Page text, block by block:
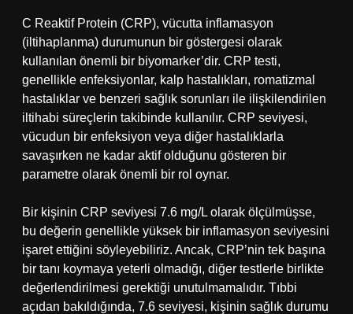
C Reaktif Protein (CRP), vücutta inflamasyon
(iltihaplanma) durumunun bir göstergesi olarak
kullanılan önemli bir biyomarker’dir. CRP testi,
genellikle enfeksiyonlar, kalp hastalıkları, romatizmal
hastalıklar ve benzeri sağlık sorunları ile ilişkilendirilen
iltihabi süreçlerin takibinde kullanılır. CRP seviyesi,
vücudun bir enfeksiyon veya diğer hastalıklarla
savaşırken ne kadar aktif olduğunu gösteren bir
parametre olarak önemli bir rol oynar.
Bir kişinin CRP seviyesi 7.6 mg/L olarak ölçülmüşse,
bu değerin genellikle yüksek bir inflamasyon seviyesini
işaret ettiğini söyleyebiliriz. Ancak, CRP’nin tek başına
bir tanı koymaya yeterli olmadığı, diğer testlerle birlikte
değerlendirilmesi gerektiği unutulmamalıdır. Tıbbi
açıdan bakıldığında, 7.6 seviyesi, kişinin sağlık durumu